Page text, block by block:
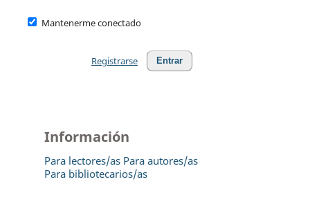
Mantenerme conectado
Entrar
Registrarse
Información
Para lectores/as Para autores/as
Para bibliotecarios/as